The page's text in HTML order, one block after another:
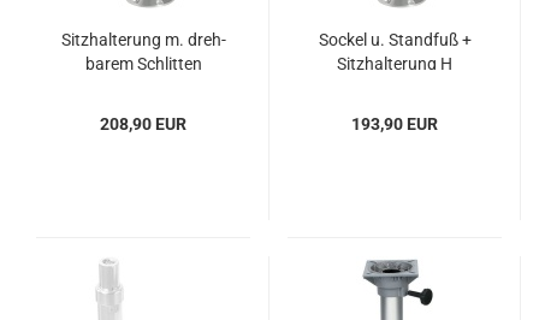
Sitz­hal­te­rung m. dreh­
ba­rem Schlit­ten
208,90 EUR
So­ckel u. Stand­fuß +
Sitz­hal­te­rung H
193,90 EUR